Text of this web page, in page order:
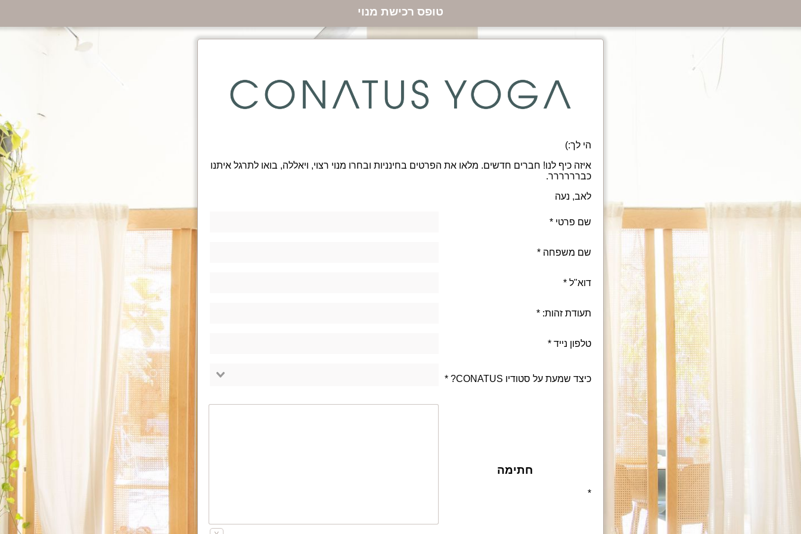
טופס רכישת מנוי
הי לך:)
איזה כיף לנו! חברים חדשים. מלאו את הפרטים בחינניות ובחרו מנוי רצוי, ויאללה, בואו לתרגל איתנו
כברררררר.
לאב, נעה
שם פרטי
שם משפחה
דוא"ל
תעודת זהות:
טלפון נייד
כיצד שמעת על סטודיו CONATUS?
חתימה